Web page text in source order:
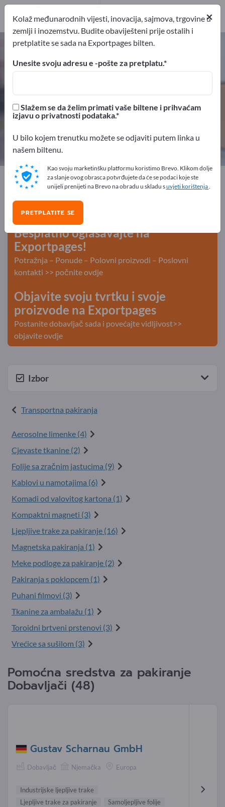
Pomoćna sredstva za pakiranje –
pronađite proizvođače i
dobavljače
48 43
Distributeri pružatelj usluga
pružatelj usluga
1
Exportpages
Prijevoz i Pakiranje
Transportna pakiranja
Pomoćna sredstva za pakiranje
Besplatno oglašavajte na
Exportpages!
Potražnja – Ponude – Polovni proizvodi – Poslovni
kontakti >> počnite ovdje
Objavite svoju tvrtku i svoje
proizvode na Exportpages
Postanite dobavljač sada i povećajte vidljivost>>
objavite ovdje
Izbor
Transportna pakiranja
Aerosolne limenke (4)
Cjevaste tkanine (2)
Folije sa zračnim jastucima (9)
Kablovi u namotajima (6)
Komadi od valovitog kartona (1)
Kompaktni magneti (3)
Ljepljive trake za pakiranje (16)
Magnetska pakiranja (1)
Meke podloge za pakiranje (2)
Pakiranja s poklopcem (1)
Puhani filmovi (3)
Tkanine za ambalažu (1)
Toroidni brtveni prstenovi (3)
Vrećice sa sušilom (3)
Pomoćna sredstva za pakiranje
Dobavljači (48)
Gustav Scharnau GmbH
Dobavljač Njemačka Europa
Industrijske ljepljive trake
Ljepljive trake za pakiranje
Samoljepljive folije
×
Kolaž međunarodnih vijesti, inovacija, sajmova, trgovine u
zemlji i inozemstvu. Budite obaviješteni prije ostalih i
pretplatite se sada na Exportpages bilten.
Unesite svoju adresu e -pošte za pretplatu.
Slažem se da želim primati vaše biltene i prihvaćam
izjavu o privatnosti podataka.
U bilo kojem trenutku možete se odjaviti putem linka u
našem biltenu.
Kao svoju marketinšku platformu koristimo Brevo. Klikom dolje
za slanje ovog obrasca potvrđujete da će se podaci koje ste
unijeli prenijeti na Brevo na obradu u skladu suvjeti korištenja.
PRETPLATITE SE